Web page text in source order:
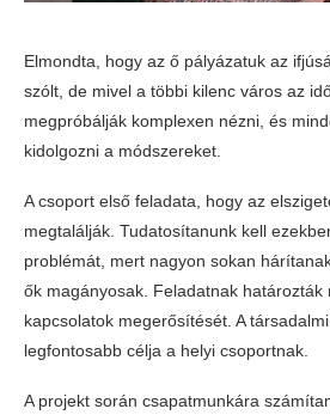
Elmondta, hogy az ő pályázatuk az
szólt, de mivel a többi kilenc város az
megpróbálják komplexen nézni, és
kidolgozni a módszereket.
A csoport első feladata, hogy az
megtalálják. Tudatosítanunk kell
problémát, mert nagyon sokan
ők magányosak. Feladatnak határozták
kapcsolatok megerősítését. A
legfontosabb célja a helyi csoportnak.
A projekt során csapatmunkára